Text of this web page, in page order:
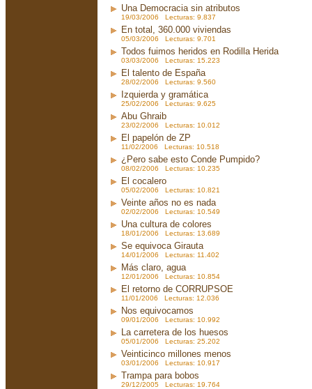
Una Democracia sin atributos
19/03/2006 Lecturas: 9.837
En total, 360.000 viviendas
05/03/2006 Lecturas: 9.701
Todos fuimos heridos en Rodilla Herida
03/03/2006 Lecturas: 15.223
El talento de España
28/02/2006 Lecturas: 9.560
Izquierda y gramática
25/02/2006 Lecturas: 9.625
Abu Ghraib
23/02/2006 Lecturas: 10.012
El papelón de ZP
11/02/2006 Lecturas: 10.518
¿Pero sabe esto Conde Pumpido?
08/02/2006 Lecturas: 10.235
El cocalero
05/02/2006 Lecturas: 10.821
Veinte años no es nada
02/02/2006 Lecturas: 10.549
Una cultura de colores
18/01/2006 Lecturas: 13.689
Se equivoca Girauta
14/01/2006 Lecturas: 11.402
Más claro, agua
12/01/2006 Lecturas: 10.854
El retorno de CORRUPSOE
11/01/2006 Lecturas: 12.036
Nos equivocamos
09/01/2006 Lecturas: 10.992
La carretera de los huesos
05/01/2006 Lecturas: 25.202
Veinticinco millones menos
03/01/2006 Lecturas: 10.917
Trampa para bobos
29/12/2005 Lecturas: 19.764